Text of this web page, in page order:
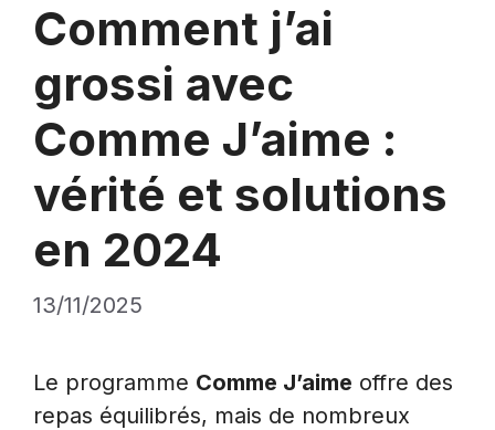
Comment j’ai
grossi avec
Comme J’aime :
vérité et solutions
en 2024
13/11/2025
Le programme Comme J’aime offre des
repas équilibrés, mais de nombreux